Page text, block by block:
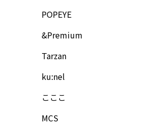
POPEYE
&Premium
Tarzan
ku:nel
こここ
MCS